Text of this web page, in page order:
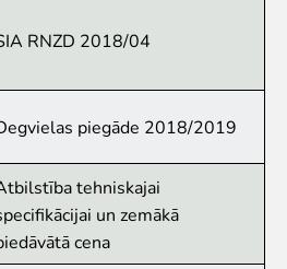
uzņēmumiem
RNZD 2018/04
piegāde 2018/2019
tehniskajai
un zemākā
cena